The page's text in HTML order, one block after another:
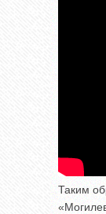
Таким